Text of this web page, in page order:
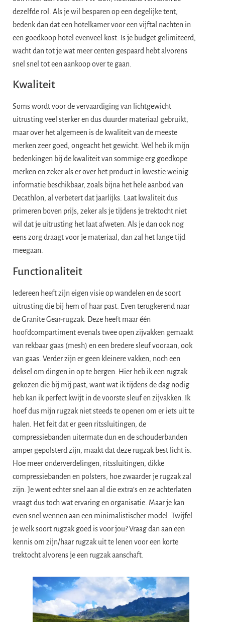
dezelfde rol. Als je wil besparen op een degelijke tent,
bedenk dan dat een hotelkamer voor een vijftal nachten in
een goedkoop hotel evenveel kost. Is je budget gelimiteerd,
wacht dan tot je wat meer centen gespaard hebt alvorens
snel snel tot een aankoop over te gaan.
Kwaliteit
Soms wordt voor de vervaardiging van lichtgewicht
uitrusting veel sterker en dus duurder materiaal gebruikt,
maar over het algemeen is de kwaliteit van de meeste
merken zeer goed, ongeacht het gewicht. Wel heb ik mijn
bedenkingen bij de kwaliteit van sommige erg goedkope
merken en zeker als er over het product in kwestie weinig
informatie beschikbaar, zoals bijna het hele aanbod van
Decathlon, al verbetert dat jaarlijks. Laat kwaliteit dus
primeren boven prijs, zeker als je tijdens je trektocht niet
wil dat je uitrusting het laat afweten. Als je dan ook nog
eens zorg draagt voor je materiaal, dan zal het lange tijd
meegaan.
Functionaliteit
Iedereen heeft zijn eigen visie op wandelen en de soort
uitrusting die bij hem of haar past. Even terugkerend naar
de Granite Gear-rugzak. Deze heeft maar één
hoofdcompartiment evenals twee open zijvakken gemaakt
van rekbaar gaas (mesh) en een bredere sleuf vooraan, ook
van gaas. Verder zijn er geen kleinere vakken, noch een
deksel om dingen in op te bergen. Hier heb ik een rugzak
gekozen die bij mij past, want wat ik tijdens de dag nodig
heb kan ik perfect kwijt in de voorste sleuf en zijvakken. Ik
hoef dus mijn rugzak niet steeds te openen om er iets uit te
halen. Het feit dat er geen ritssluitingen, de
compressiebanden uitermate dun en de schouderbanden
amper gepolsterd zijn, maakt dat deze rugzak best licht is.
Hoe meer onderverdelingen, ritssluitingen, dikke
compressiebanden en polsters, hoe zwaarder je rugzak zal
zijn. Je went echter snel aan al die extra’s en ze achterlaten
vraagt dus toch wat ervaring en organisatie. Maar je kan
even snel wennen aan een minimalistischer model. Twijfel
je welk soort rugzak goed is voor jou? Vraag dan aan een
kennis om zijn/haar rugzak uit te lenen voor een korte
trektocht alvorens je een rugzak aanschaft.